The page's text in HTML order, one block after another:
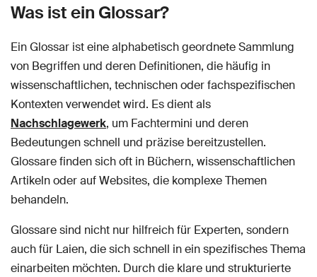
Was ist ein Glossar?
Ein Glossar ist eine alphabetisch geordnete Sammlung
von Begriffen und deren Definitionen, die häufig in
wissenschaftlichen, technischen oder fachspezifischen
Kontexten verwendet wird. Es dient als
Nachschlagewerk, um Fachtermini und deren
Bedeutungen schnell und präzise bereitzustellen.
Glossare finden sich oft in Büchern, wissenschaftlichen
Artikeln oder auf Websites, die komplexe Themen
behandeln.
Glossare sind nicht nur hilfreich für Experten, sondern
auch für Laien, die sich schnell in ein spezifisches Thema
einarbeiten möchten. Durch die klare und strukturierte